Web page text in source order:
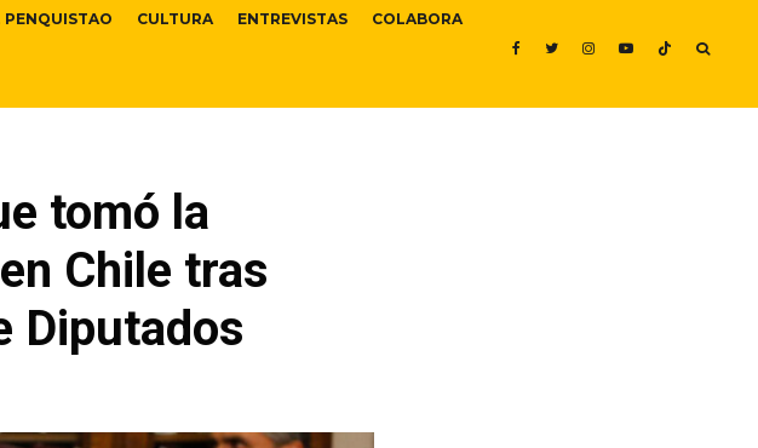
PENQUISTAO CULTURA ENTREVISTAS COLABORA
tomó la
Chile tras
Diputados